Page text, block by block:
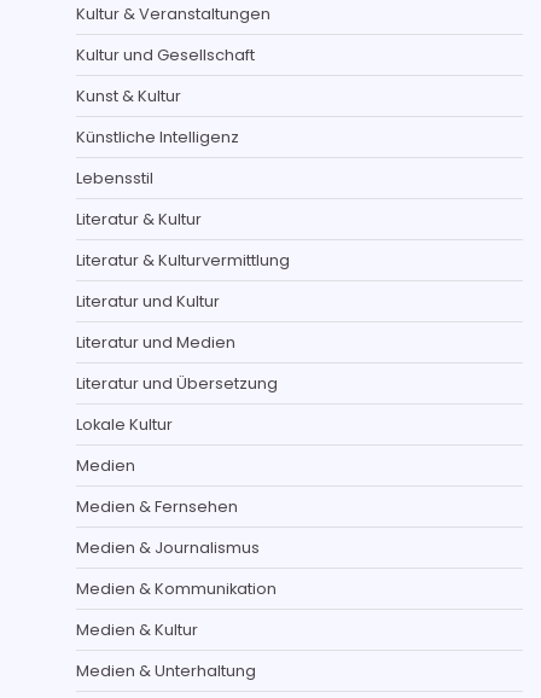
Kultur & Veranstaltungen
Kultur und Gesellschaft
Kunst & Kultur
Künstliche Intelligenz
Lebensstil
Literatur & Kultur
Literatur & Kulturvermittlung
Literatur und Kultur
Literatur und Medien
Literatur und Übersetzung
Lokale Kultur
Medien
Medien & Fernsehen
Medien & Journalismus
Medien & Kommunikation
Medien & Kultur
Medien & Unterhaltung